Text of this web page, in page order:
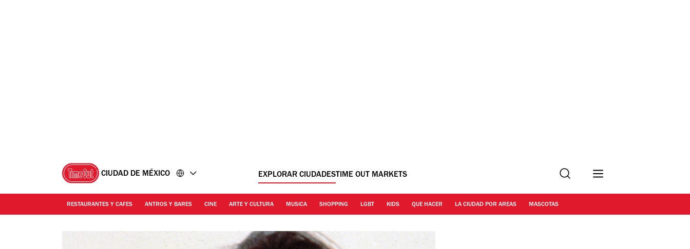
CIUDAD DE MÉXICO EXPLORAR CIUDADESTIME OUT MARKETS Buscar
RESTAURANTES Y CAFES ANTROS Y BARES CINE ARTE Y CULTURA MUSICA SHOPPING LGBT KIDS QUE HACER LA CIUDAD POR AREAS MASCOTAS